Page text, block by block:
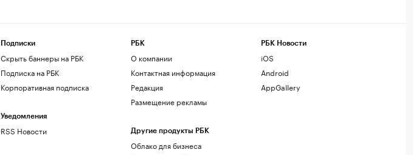
Подписки
Скрыть баннеры на РБК
Подписка на РБК
Корпоративная подписка
Уведомления
RSS Новости
РБК
О компании
Контактная информация
Редакция
Размещение рекламы
Другие продукты РБК
Облако для бизнеса
РБК Новости
iOS
Android
AppGallery